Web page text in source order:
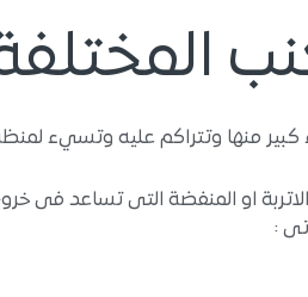
كبير منها وتتراكم عليه وتسيء
او المنفضة التى تساعد فى
: